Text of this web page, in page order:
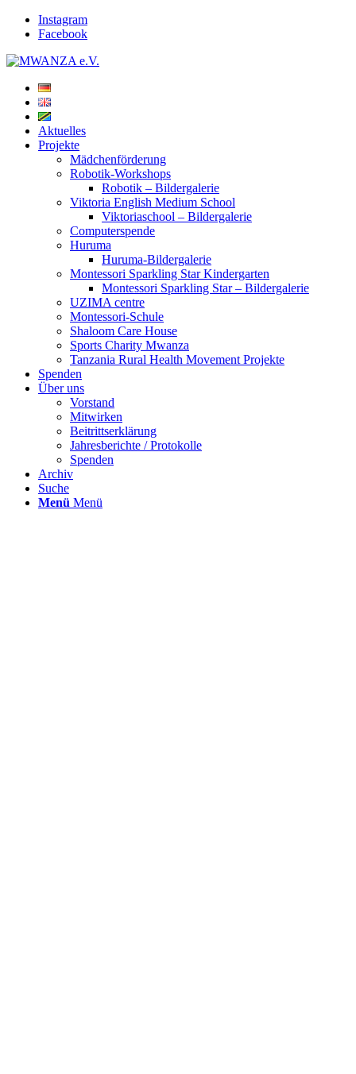
Instagram
Facebook
Aktuelles
Projekte
Mädchenförderung
Robotik-Workshops
Robotik – Bildergalerie
Viktoria English Medium School
Viktoriaschool – Bildergalerie
Computerspende
Huruma
Huruma-Bildergalerie
Montessori Sparkling Star Kindergarten
Montessori Sparkling Star – Bildergalerie
UZIMA centre
Montessori-Schule
Shaloom Care House
Sports Charity Mwanza
Tanzania Rural Health Movement Projekte
Spenden
Über uns
Vorstand
Mitwirken
Beitrittserklärung
Jahresberichte / Protokolle
Spenden
Archiv
Suche
Menü Menü